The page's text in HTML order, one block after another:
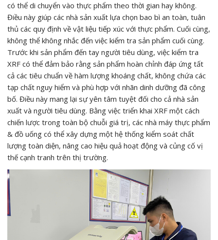
có thể di chuyển vào thực phẩm theo thời gian hay không.
Điều này giúp các nhà sản xuất lựa chọn bao bì an toàn, tuân
thủ các quy định về vật liệu tiếp xúc với thực phẩm. Cuối cùng,
không thể không nhắc đến việc kiểm tra sản phẩm cuối cùng.
Trước khi sản phẩm đến tay người tiêu dùng, việc kiểm tra
XRF có thể đảm bảo rằng sản phẩm hoàn chỉnh đáp ứng tất
cả các tiêu chuẩn về hàm lượng khoáng chất, không chứa các
tạp chất nguy hiểm và phù hợp với nhãn dinh dưỡng đã công
bố. Điều này mang lại sự yên tâm tuyệt đối cho cả nhà sản
xuất và người tiêu dùng. Bằng việc triển khai XRF một cách
chiến lược trong toàn bộ chuỗi giá trị, các nhà máy thực phẩm
& đồ uống có thể xây dựng một hệ thống kiểm soát chất
lượng toàn diện, nâng cao hiệu quả hoạt động và củng cố vị
thế cạnh tranh trên thị trường.